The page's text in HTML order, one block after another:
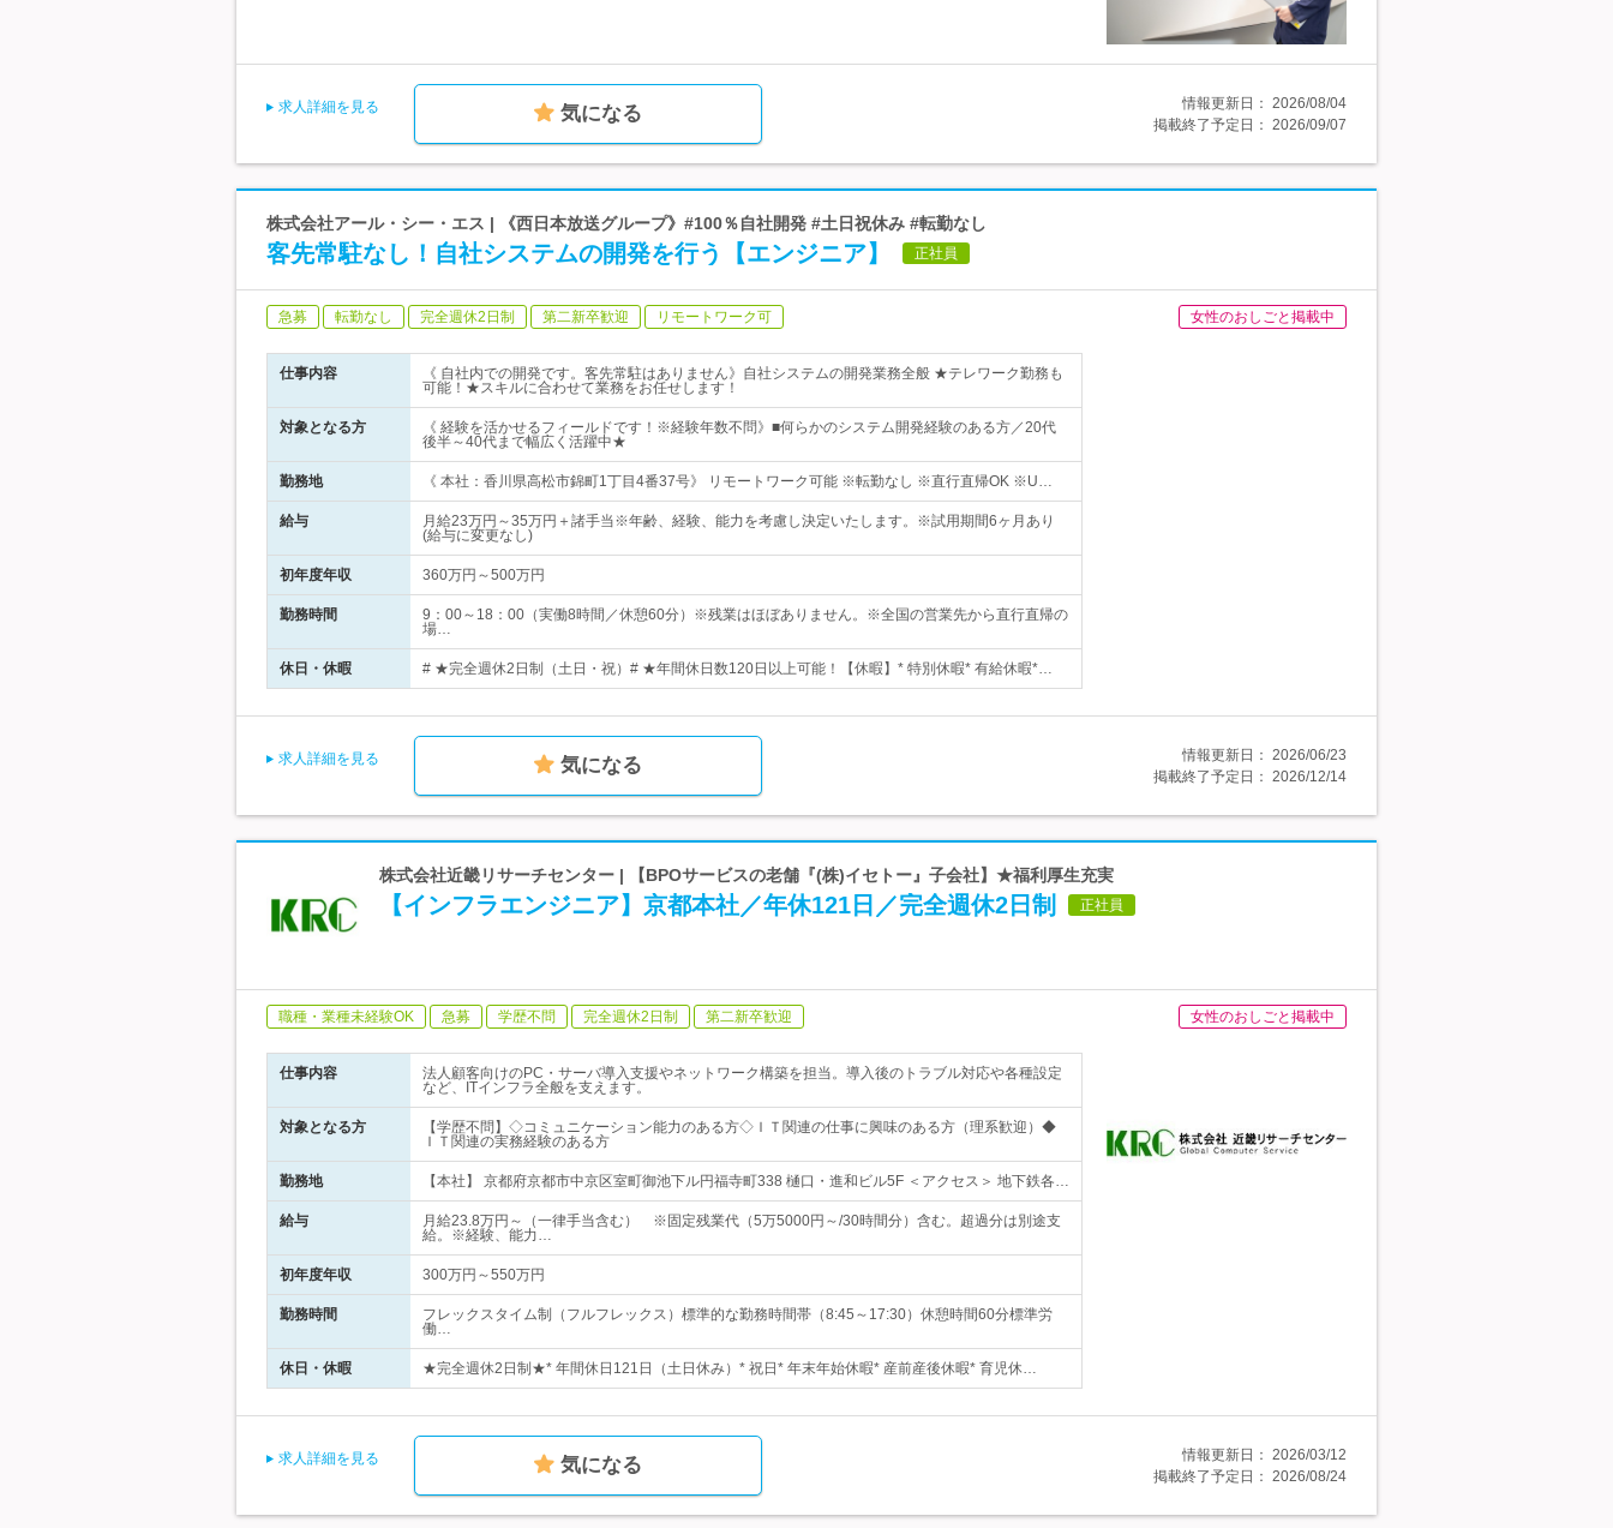
求人詳細を見る 気になる 情報更新日： 2026/08/04
掲載終了予定日： 2026/09/07
株式会社アール・シー・エス | 《西日本放送グループ》#100％自社開発 #土日祝休み #転勤なし
客先常駐なし！自社システムの開発を行う【エンジニア】 正社員
急募 転勤なし 完全週休2日制 第二新卒歓迎 リモートワーク可 女性のおしごと掲載中
仕事内容
《 自社内での開発です。客先常駐はありません》自社システムの開発業務全般 ★テレワーク勤務も
可能！★スキルに合わせて業務をお任せします！
対象となる方
《 経験を活かせるフィールドです！※経験年数不問》■何らかのシステム開発経験のある方／20代
後半～40代まで幅広く活躍中★
勤務地 《 本社：香川県高松市錦町1丁目4番37号》 リモートワーク可能 ※転勤なし ※直行直帰OK ※U…
給与
月給23万円～35万円＋諸手当※年齢、経験、能力を考慮し決定いたします。※試用期間6ヶ月あり
(給与に変更なし)
初年度年収 360万円～500万円
勤務時間
9：00～18：00（実働8時間／休憩60分）※残業はほぼありません。※全国の営業先から直行直帰の
場…
休日・休暇 # ★完全週休2日制（土日・祝）# ★年間休日数120日以上可能！【休暇】* 特別休暇* 有給休暇*…
求人詳細を見る 気になる 情報更新日： 2026/06/23
掲載終了予定日： 2026/12/14
株式会社近畿リサーチセンター | 【BPOサービスの老舗『(株)イセトー』子会社】★福利厚生充実
【インフラエンジニア】京都本社／年休121日／完全週休2日制 正社員
職種・業種未経験OK 急募 学歴不問 完全週休2日制 第二新卒歓迎 女性のおしごと掲載中
仕事内容
法人顧客向けのPC・サーバ導入支援やネットワーク構築を担当。導入後のトラブル対応や各種設定
など、ITインフラ全般を支えます。
対象となる方
【学歴不問】◇コミュニケーション能力のある方◇ＩＴ関連の仕事に興味のある方（理系歓迎）◆
ＩＴ関連の実務経験のある方
勤務地 【本社】 京都府京都市中京区室町御池下ル円福寺町338 樋口・進和ビル5F ＜アクセス＞ 地下鉄各…
給与
月給23.8万円～（一律手当含む） ※固定残業代（5万5000円～/30時間分）含む。超過分は別途支
給。※経験、能力…
初年度年収 300万円～550万円
勤務時間
フレックスタイム制（フルフレックス）標準的な勤務時間帯（8:45～17:30）休憩時間60分標準労
働…
休日・休暇 ★完全週休2日制★* 年間休日121日（土日休み）* 祝日* 年末年始休暇* 産前産後休暇* 育児休…
求人詳細を見る 気になる 情報更新日： 2026/03/12
掲載終了予定日： 2026/08/24